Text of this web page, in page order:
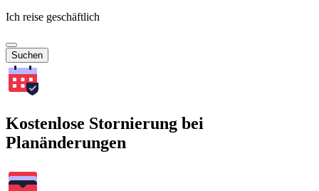
Ich reise geschäftlich
Suchen
Kostenlose Stornierung bei
Planänderungen